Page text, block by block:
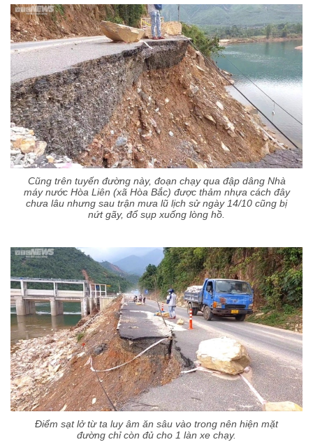
Cũng trên tuyến đường này, đoạn chạy qua đập dâng Nhà
máy nước Hòa Liên (xã Hòa Bắc) được thảm nhựa cách đây
chưa lâu nhưng sau trận mưa lũ lịch sử ngày 14/10 cũng bị
nứt gãy, đổ sụp xuống lòng hồ.
Điểm sạt lở từ ta luy âm ăn sâu vào trong nên hiện mặt
đường chỉ còn đủ cho 1 làn xe chạy.